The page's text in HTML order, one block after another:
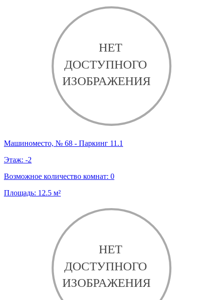
Машиноместо, № 68 - Паркинг 11.1
Этаж: -2
Возможное количество комнат: 0
Площадь: 12.5 м²